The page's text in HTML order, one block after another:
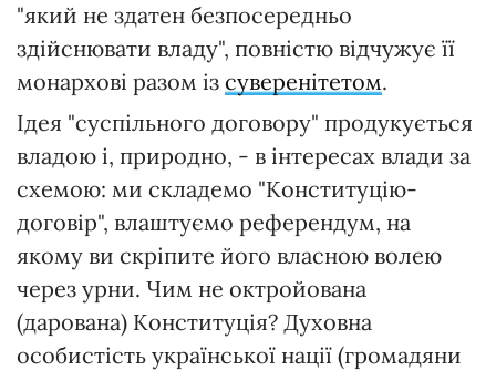
"який не здатен безпосередньо
здійснювати владу", повністю відчужує її
монархові разом із суверенітетом.
Ідея "суспільного договору" продукується
владою і, природно, - в інтересах влади за
схемою: ми складемо "Конституцію-
договір", влаштуємо референдум, на
якому ви скріпите його власною волею
через урни. Чим не октройована
(дарована) Конституція? Духовна
особистість української нації (громадяни